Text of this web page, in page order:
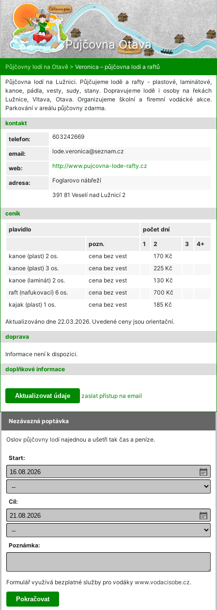
Půjčovna Otava
Nezávazná poptávka
Oslov půjčovny lodí najednou a ušetři tak čas a peníze.
Start:
Cíl:
Poznámka:
Formulář využívá bezplatné služby pro vodáky www.vodacisobe.cz.
Půjčovny lodí na Otavě > Veronica – půjčovna lodí a raftů
Půjčovna lodí na Lužnici. Půjčujeme lodě a rafty - plastové, laminátové,
kanoe, pádla, vesty, sudy, stany. Dopravujeme lodě i osoby na řekách
Lužnice, Vltava, Otava. Organizujeme školní a firemní vodácké akce.
Parkování v areálu půjčovny zdarma.
kontakt
telefon: 603242669
email: lode.veronica@seznam.cz
web: http://www.pujcovna-lode-rafty.cz
adresa:
Foglarovo nábřeží
391 81 Veselí nad Lužnicí 2
ceník
plavidlo
počet dní
pozn.
1 2 3
4+
kanoe (plast) 2 os.
cena bez vest
170 Kč
kanoe (plast) 3 os.
cena bez vest
225 Kč
kanoe (laminát) 2 os.
cena bez vest
130 Kč
raft (nafukovací) 6 os.
cena bez vest
700 Kč
kajak (plast) 1 os.
cena bez vest 185 Kč
Aktualizováno dne 22.03.2026. Uvedené ceny jsou orientační.
doprava
Informace není k dispozici.
doplňkové informace
zaslat přístup na email